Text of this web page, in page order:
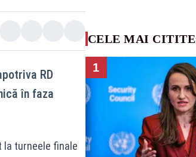
RD
în faza
la turneele finale
CELE MAI CITITE
1